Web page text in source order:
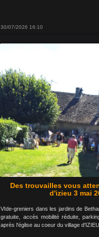
30/07/2026 16:10
Des trouvailles vous
d'izieu 3 mai
VIde-greniers dans les jardins de
gratuite, accès mobilité réduite,
après l'église au coeur du village